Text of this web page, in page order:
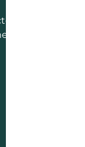
ullamcorper